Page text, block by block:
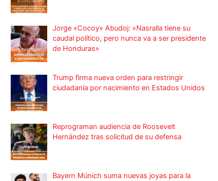
Jorge «Cocoy» Abudoj: «Nasralla tiene su
caudal político, pero nunca va a ser presidente
de Honduras»
Trump firma nueva orden para restringir
ciudadanía por nacimiento en Estados Unidos
Reprograman audiencia de Roosevelt
Hernández tras solicitud de su defensa
Bayern Múnich suma nuevas joyas para la